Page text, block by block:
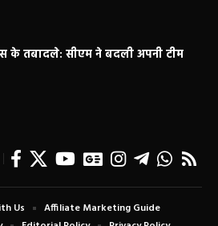
के तबादले: सीएम ने बदली अपनी टीम
Us
Affiliate Marketing Guide